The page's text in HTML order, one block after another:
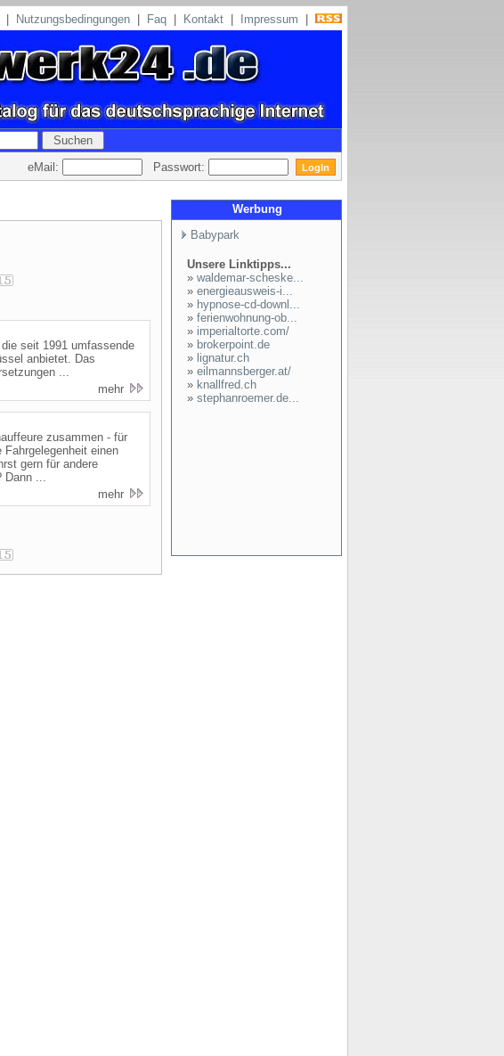
Nutzungsbedingungen Faq Kontakt Impressum
eMail: Passwort:
seit 1991 umfassende
anbietet. Das
...
mehr
zusammen - für
einen
gern für andere
Dann ...
mehr
Werbung
Babypark
Unsere Linktipps...
» waldemar-scheske...
» energieausweis-i...
» hypnose-cd-downl...
» ferienwohnung-ob...
» imperialtorte.com/
» brokerpoint.de
» lignatur.ch
» eilmannsberger.at/
» knallfred.ch
» stephanroemer.de...